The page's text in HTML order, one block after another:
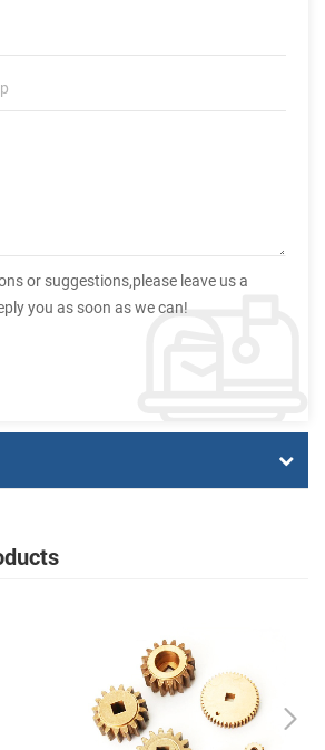
or suggestions,please leave us a
you as soon as we can!